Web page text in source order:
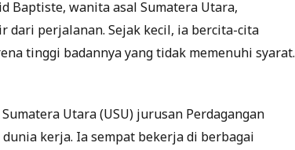
Baptiste, wanita asal Sumatera Utara,
dari perjalanan. Sejak kecil, ia bercita-cita
tinggi badannya yang tidak memenuhi syarat.
Utara (USU) jurusan Perdagangan
kerja. Ia sempat bekerja di berbagai